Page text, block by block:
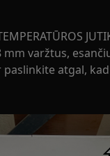
mm varžtus,
paslinkite atgal, kad